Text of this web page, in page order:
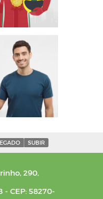
SUBIR
290,
- CEP: 58270-